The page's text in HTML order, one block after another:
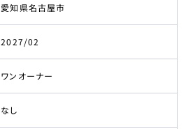
愛知県名古屋市
2027/02
ワンオーナー
なし